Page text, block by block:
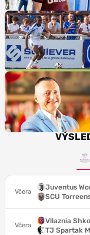
Včera
Juventus
SCU
Včera
Vllaznia
TJ Spartak